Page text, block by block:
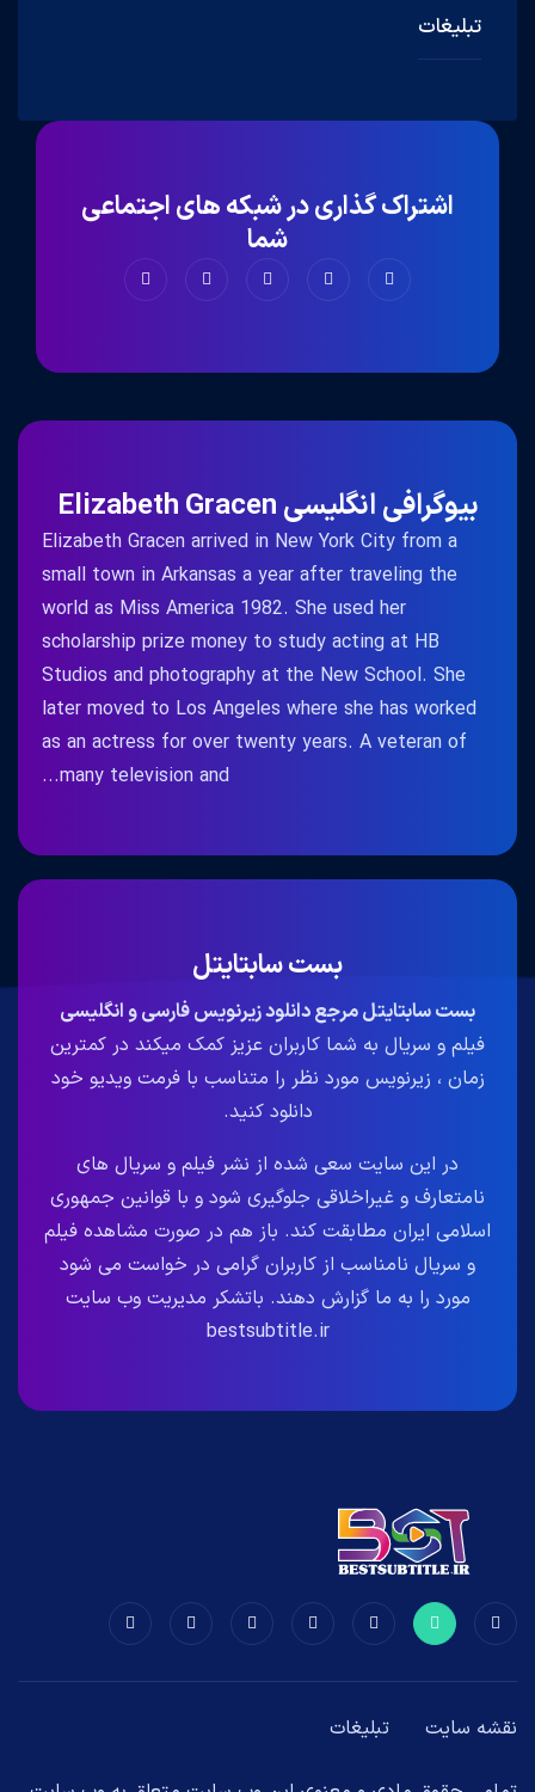
تبلیغات
اشتراک گذاری در شبکه های اجتماعی
شما
بیوگرافی انگلیسی Elizabeth Gracen
Elizabeth Gracen arrived in New York City from a
small town in Arkansas a year after traveling the
world as Miss America 1982. She used her
scholarship prize money to study acting at HB
Studios and photography at the New School. She
later moved to Los Angeles where she has worked
as an actress for over twenty years. A veteran of
many television and...
بست سابتایتل
بست سابتایتل مرجع دانلود زیرنویس فارسی و انگلیسی
فیلم و سریال به شما کاربران عزیز کمک میکند در کمترین
زمان ، زیرنویس مورد نظر را متناسب با فرمت ویدیو خود
دانلود کنید.
در این سایت سعی شده از نشر فیلم و سریال های
نامتعارف و غیراخلاقی جلوگیری شود و با قوانین جمهوری
اسلامی ایران مطابقت کند. باز هم در صورت مشاهده فیلم
و سریال نامناسب از کاربران گرامی در خواست می شود
مورد را به ما گزارش دهند. باتشکر مدیریت وب سایت
bestsubtitle.ir
نقشه سایت تبلیغات